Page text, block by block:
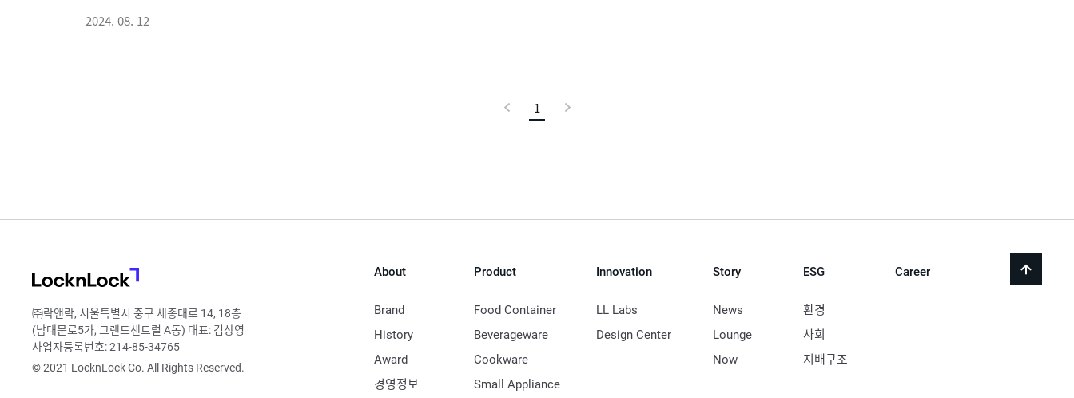
2024. 08. 12
1
지
back
About
Brand
History
Award
경영정보
Product
Food Container
Beverageware
Cookware
Small Appliance
Innovation
LL Labs
Design Center
Story
News
Lounge
Now
ESG
환경
사회
지배구조
Career
© 2021 LocknLock Co. All Rights Reserved.
㈜락앤락, 서울특별시 중구 세종대로 14, 18층
(남대문로5가, 그랜드센트럴 A동) 대표: 김상영
사업자등록번호: 214-85-34765